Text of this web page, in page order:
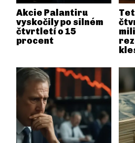
Akcie Palantiru
vyskočily po silném
čtvrtletí o 15
procent